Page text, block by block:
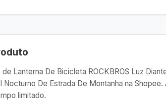
Lanterna De Bicicleta ROCKBROS Luz
Nocturno De Estrada De Montanha na
limitado.